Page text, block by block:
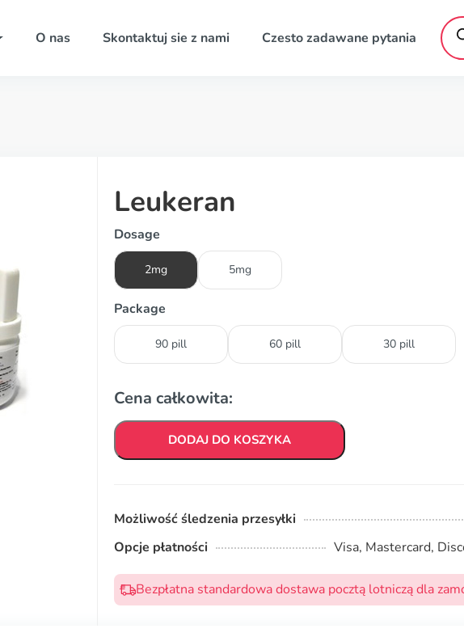
O nas Skontaktuj sie z nami Czesto zadawane pytania
Leukeran
Dosage
2mg 5mg
Package
90 pill 60 pill 30 pill
Cena całkowita:
DODAJ DO KOSZYKA
Możliwość śledzenia przesyłki
Opcje płatności
Visa, Mastercard,
Bezpłatna standardowa dostawa pocztą lotniczą dla